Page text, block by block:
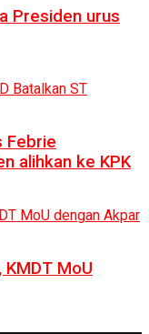
Presiden urus
Febrie
alihkan ke KPK
MoU